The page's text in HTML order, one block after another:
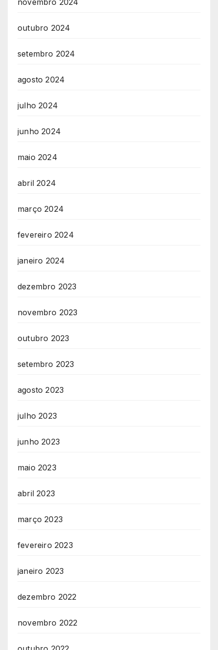
novembro 2024
outubro 2024
setembro 2024
agosto 2024
julho 2024
junho 2024
maio 2024
abril 2024
março 2024
fevereiro 2024
janeiro 2024
dezembro 2023
novembro 2023
outubro 2023
setembro 2023
agosto 2023
julho 2023
junho 2023
maio 2023
abril 2023
março 2023
fevereiro 2023
janeiro 2023
dezembro 2022
novembro 2022